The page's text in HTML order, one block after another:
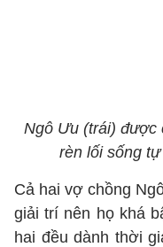
Ngô Ưu (trái) được
rèn lối sống
Cả hai vợ chồng
giải trí nên họ khá
hai đều dành thời